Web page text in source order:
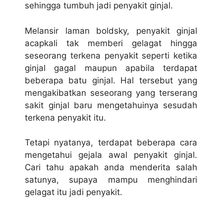
sehingga tumbuh jadi penyakit ginjal.
Melansir laman boldsky, penyakit ginjal
acapkali tak memberi gelagat hingga
seseorang terkena penyakit seperti ketika
ginjal gagal maupun apabila terdapat
beberapa batu ginjal. Hal tersebut yang
mengakibatkan seseorang yang terserang
sakit ginjal baru mengetahuinya sesudah
terkena penyakit itu.
Tetapi nyatanya, terdapat beberapa cara
mengetahui gejala awal penyakit ginjal.
Cari tahu apakah anda menderita salah
satunya, supaya mampu menghindari
gelagat itu jadi penyakit.